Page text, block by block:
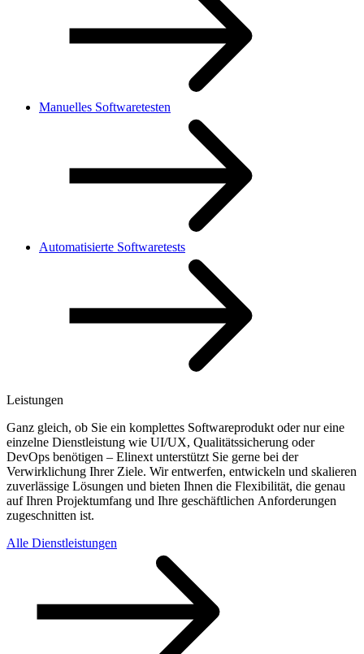
Manuelles Softwaretesten
Automatisierte Softwaretests
Leistungen
Ganz gleich, ob Sie ein komplettes Softwareprodukt oder nur eine
einzelne Dienstleistung wie UI/UX, Qualitätssicherung oder
DevOps benötigen – Elinext unterstützt Sie gerne bei der
Verwirklichung Ihrer Ziele. Wir entwerfen, entwickeln und skalieren
zuverlässige Lösungen und bieten Ihnen die Flexibilität, die genau
auf Ihren Projektumfang und Ihre geschäftlichen Anforderungen
zugeschnitten ist.
Alle Dienstleistungen